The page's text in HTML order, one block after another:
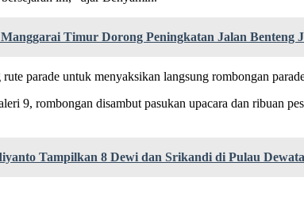
Timur Dorong Peningkatan Jalan Benteng
parade untuk menyaksikan langsung rombongan
9, rombongan disambut pasukan upacara dan ribuan
Tampilkan 8 Dewi dan Srikandi di Pulau Dewata